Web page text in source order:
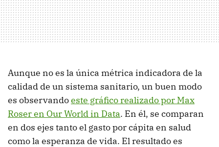
Aunque no es la única métrica indicadora de la
calidad de un sistema sanitario, un buen modo
es observandoeste gráfico realizado por Max
Roser en Our World in Data. En él, se comparan
en dos ejes tanto el gasto por cápita en salud
como la esperanza de vida. El resultado es